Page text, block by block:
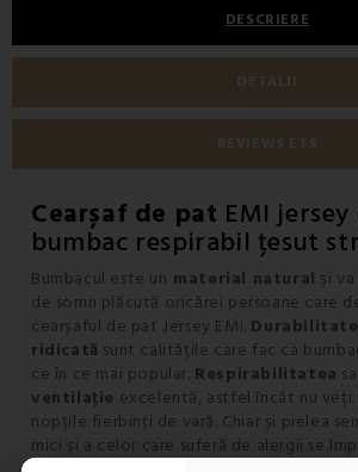
DESCRIERE
DETALII
REVIEWS ETS
Cearșaf de pat EMI
bumbac respirabil țesut
Bumbacul este un material natural și
de somn plăcută oricărei persoane care
cearșaful de pat Jersey EMI.
ridicată sunt calitățile care fac ca
ce în ce mai popular. Respirabilitatea
ventilație excelentă, astfel încât nu veți
nopțile fierbinți de vară. Chiar și pielea
mici și a celor care suferă de alergii se